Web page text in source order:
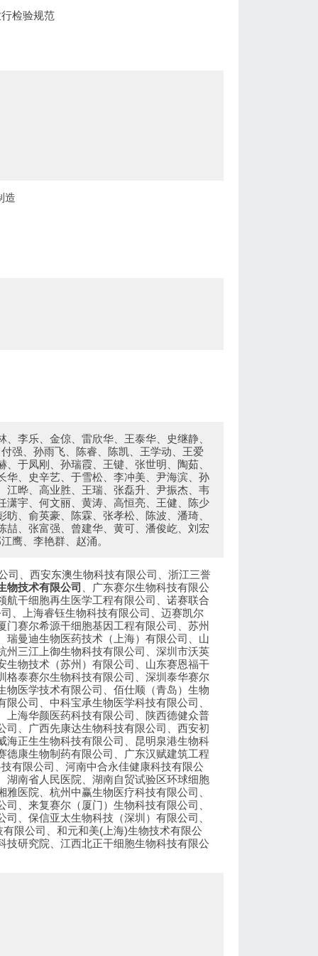
检验规范
造
李乐、金倞、雷欣华、王泰华、史继静、
强、孙雨飞、陈睿、陈凯、王学动、王爱
于凤刚、孙瑞霞、王键、张世明、陶茹、
、史辛艺、于雪松、李冲美、尹海滨、孙
晔、高业胜、王瑞、张磊升、尹振杰、韦
宇、何文丽、黄涛、高恒亮、王健、陈少
、俞英豪、陈霖、张孝松、陈波、潘琦、
、张富强、曾建华、黄可、潘俊屹、刘宏
鹰、李艳群、赵涌。
司、西安东澳生物科技有限公司、浙江三誉
物技术有限公司
、广东赛尔生物科技有限公
干细胞再生医学工程有限公司、诺赛联合
、上海睿钰生物科技有限公司、迈赛凯尔
赛尔希源干细胞基因工程有限公司、苏州
曼迪生物医药技术（上海）有限公司、山
三江上御生物科技有限公司、深圳市沃英
物技术（苏州）有限公司、山东赛恩福干
泰赛尔生物科技有限公司、深圳泰华赛尔
医学技术有限公司、佰仕顺（青岛）生物
公司、中科宝承生物医学科技有限公司、
海华颜医药科技有限公司、陕西德健众普
、广西先康达生物科技有限公司、西安初
正生生物科技有限公司、昆明泉港生物科
康生物制药有限公司、广东汉赋建筑工程
有限公司、河南中合永佳健康科技有限公
南省人民医院、湖南自贸试验区环球细胞
医院、杭州中赢生物医疗科技有限公司、
、来复赛尔（厦门）生物科技有限公司、
、保信亚太生物科技（深圳）有限公司、
限公司、和元和美(上海)生物技术有限公
研究院、江西北正干细胞生物科技有限公